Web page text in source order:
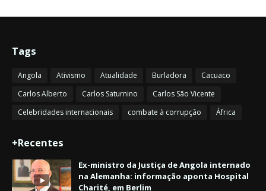
Tags
Angola Ativismo Atualidade Burladora
Cacuaco
Carlos Alberto
Carlos Saturnino
Carlos São Vicente
Celebridades internacionais
combate à corrupção África
+Recentes
Ex-ministro da Justiça de Angola internado
na Alemanha: informação aponta Hospital
Charité, em Berlim